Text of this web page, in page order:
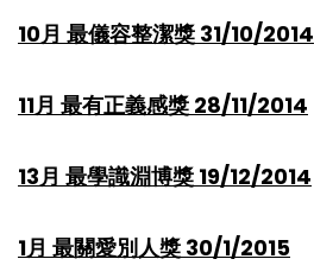
10月 最儀容整潔獎 31/10/2014
11月 最有正義感獎 28/11/2014
13月 最學識淵博獎 19/12/2014
1月 最關愛別人獎 30/1/2015